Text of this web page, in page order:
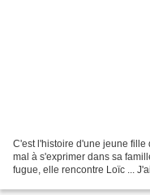
C'est l'histoire d'une jeune
mal à s'exprimer dans sa
fugue, elle rencontre Loïc ...